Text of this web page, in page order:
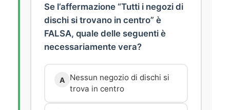
Se l’affermazione “Tutti i negozi di
dischi si trovano in centro” è
FALSA, quale delle seguenti è
necessariamente vera?
A
Nessun negozio di dischi si
trova in centro